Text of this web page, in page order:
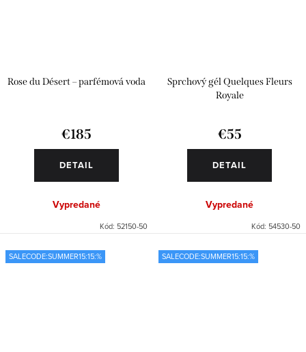
Rose du Désert – parfémová voda
€185
DETAIL
Vypredané
Kód: 52150-50
Sprchový gél Quelques Fleurs
Royale
€55
DETAIL
Vypredané
Kód: 54530-50
SALECODE:SUMMER15:15:% SALECODE:SUMMER15:15:%